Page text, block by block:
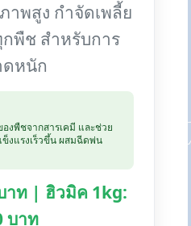
าพสูง กำจัดเพลี้ย
พืช สำหรับการ
ดหนัก
งพืชจากสารเคมี และช่วย
งแรงเร็วขึ้น ผสมฉีดพ่น
าท | ฮิวมิค 1kg:
บาท